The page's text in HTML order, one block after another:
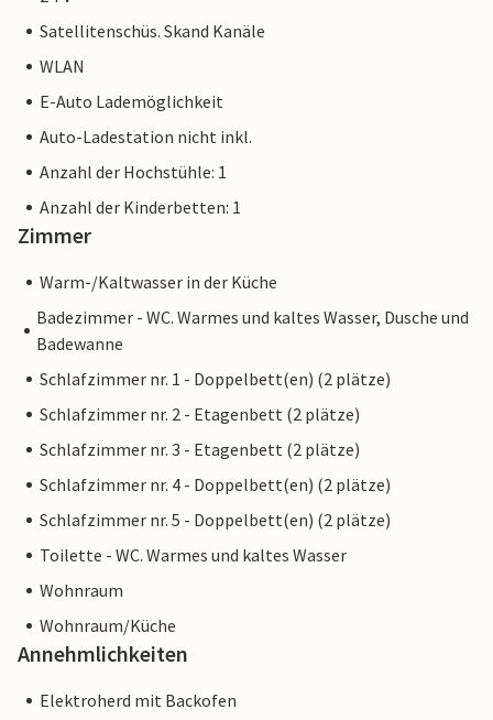
Satellitenschüs. Skand Kanäle
WLAN
E-Auto Lademöglichkeit
Auto-Ladestation nicht inkl.
Anzahl der Hochstühle: 1
Anzahl der Kinderbetten: 1
Zimmer
Warm-/Kaltwasser in der Küche
Badezimmer - WC. Warmes und kaltes Wasser, Dusche und
Badewanne
Schlafzimmer nr. 1 - Doppelbett(en) (2 plätze)
Schlafzimmer nr. 2 - Etagenbett (2 plätze)
Schlafzimmer nr. 3 - Etagenbett (2 plätze)
Schlafzimmer nr. 4 - Doppelbett(en) (2 plätze)
Schlafzimmer nr. 5 - Doppelbett(en) (2 plätze)
Toilette - WC. Warmes und kaltes Wasser
Wohnraum
Wohnraum/Küche
Annehmlichkeiten
Elektroherd mit Backofen